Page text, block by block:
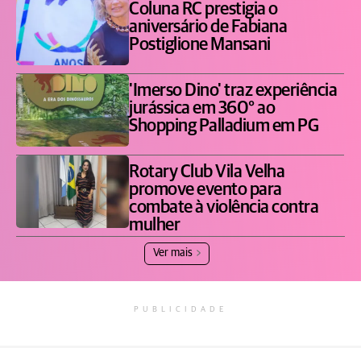
Coluna RC prestigia o
aniversário de Fabiana
Postiglione Mansani
'Imerso Dino' traz experiência
jurássica em 360° ao
Shopping Palladium em PG
Rotary Club Vila Velha
promove evento para
combate à violência contra
mulher
Ver mais
PUBLICIDADE